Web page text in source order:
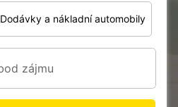
Dodávky a nákladní automobily